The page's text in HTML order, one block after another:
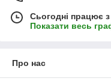
Сьогодні працює
Показати весь
Про нас